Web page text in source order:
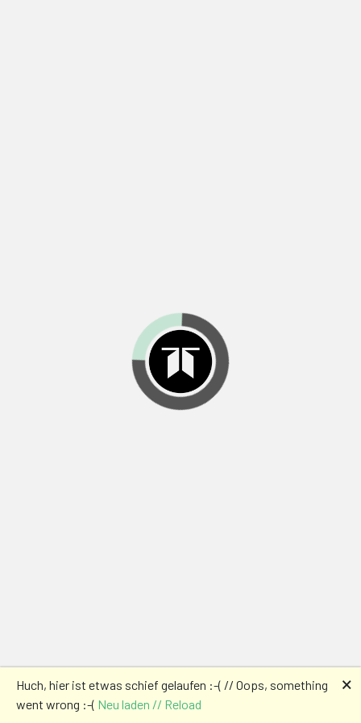
Huch, hier ist etwas schief gelaufen :-( // Oops, something
went wrong :-( Neu laden // Reload
🗙